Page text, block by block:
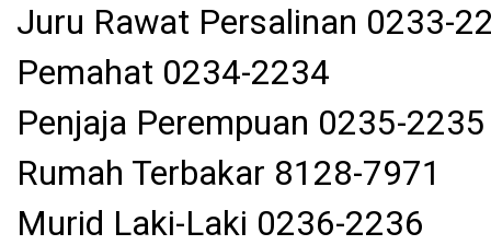
Juru Rawat Persalinan 0233-
Pemahat 0234-2234
Penjaja Perempuan 0235-2235
Rumah Terbakar 8128-7971
Murid Laki-Laki 0236-2236